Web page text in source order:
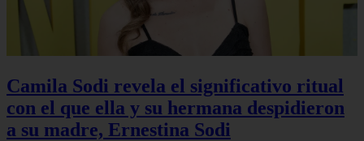
Camila Sodi revela el significativo ritual
con el que ella y su hermana despidieron
a su madre, Ernestina Sodi